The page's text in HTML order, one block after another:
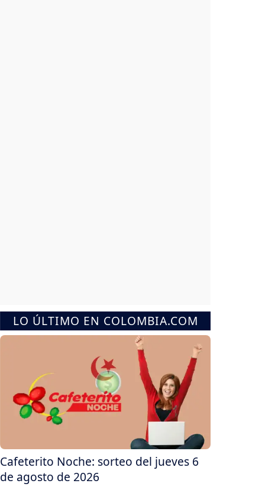
LO ÚLTIMO EN COLOMBIA.COM
Cafeterito Noche: sorteo del jueves 6
de agosto de 2026